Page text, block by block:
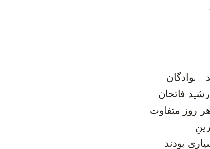
- نوادگان
فاتحان
روز متفاوت
بودند -